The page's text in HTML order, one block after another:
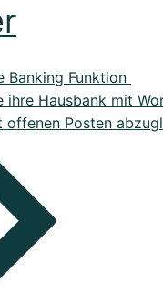
Banking Funktion
ihre Hausbank mit
offenen Posten